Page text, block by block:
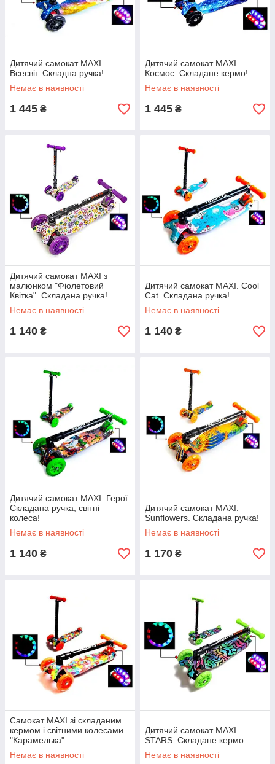
Дитячий самокат MAXI.
Всесвіт. Складна ручка!
Немає в наявності
1 445 ₴
Дитячий самокат MAXI.
Космос. Складане кермо!
Немає в наявності
1 445 ₴
Дитячий самокат MAXI з
малюнком "Фіолетовий
Квітка". Складана ручка!
Немає в наявності
1 140 ₴
Дитячий самокат MAXI. Cool
Cat. Складана ручка!
Немає в наявності
1 140 ₴
Дитячий самокат MAXI. Герої.
Складана ручка, світні
колеса!
Немає в наявності
1 140 ₴
Дитячий самокат MAXI.
Sunflowers. Складана ручка!
Немає в наявності
1 170 ₴
Самокат MAXI зі складаним
кермом і світними колесами
"Карамелька"
Немає в наявності
Дитячий самокат MAXI.
STARS. Складане кермо.
Немає в наявності